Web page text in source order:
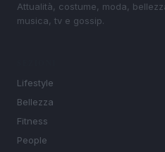
Attualità, costume, moda,
musica, tv e gossip.
Lifestyle
Bellezza
Fitness
People